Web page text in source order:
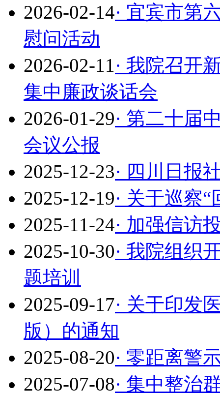
2026-02-14· 宜宾市第
慰问活动
2026-02-11· 我院召开
集中廉政谈话会
2026-01-29· 第二十届
会议公报
2025-12-23· 四川日报
2025-12-19· 关于巡察
2025-11-24· 加强信访
2025-10-30· 我院组织
题培训
2025-09-17· 关于印发
版）的通知
2025-08-20· 零距离警
2025-07-08· 集中整治